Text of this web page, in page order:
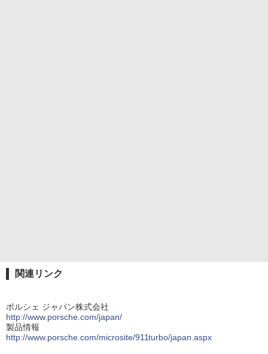
関連リンク
ポルシェ ジャパン株式会社
http://www.porsche.com/japan/
製品情報
http://www.porsche.com/microsite/911turbo/japan.aspx